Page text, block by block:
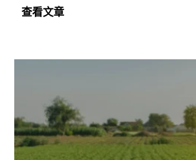
查看文章